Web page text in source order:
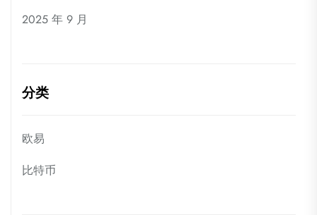
2025 年 9 月
分类
欧易
比特币